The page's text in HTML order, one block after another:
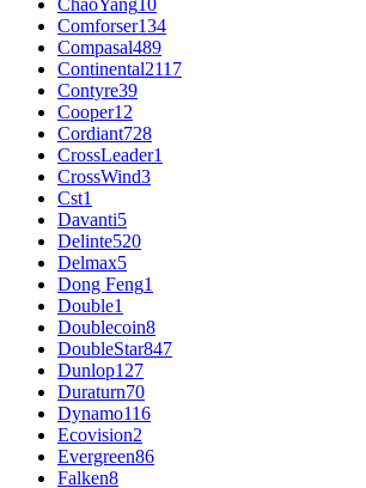
ChaoYang10
Comforser134
Compasal489
Continental2117
Contyre39
Cooper12
Cordiant728
CrossLeader1
CrossWind3
Cst1
Davanti5
Delinte520
Delmax5
Dong Feng1
Double1
Doublecoin8
DoubleStar847
Dunlop127
Duraturn70
Dynamo116
Ecovision2
Evergreen86
Falken8